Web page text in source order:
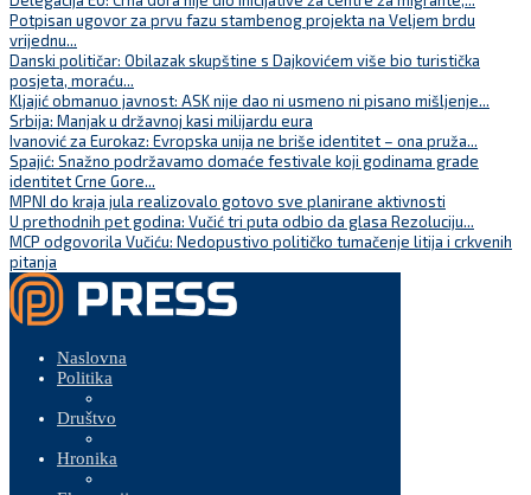
Potpisan ugovor za prvu fazu stambenog projekta na Veljem brdu
vrijednu...
Danski političar: Obilazak skupštine s Dajkovićem više bio turistička
posjeta, moraću...
Kljajić obmanuo javnost: ASK nije dao ni usmeno ni pisano mišljenje...
Srbija: Manjak u državnoj kasi milijardu eura
Ivanović za Eurokaz: Evropska unija ne briše identitet – ona pruža...
Spajić: Snažno podržavamo domaće festivale koji godinama grade
identitet Crne Gore...
MPNI do kraja jula realizovalo gotovo sve planirane aktivnosti
U prethodnih pet godina: Vučić tri puta odbio da glasa Rezoluciju...
MCP odgovorila Vučiću: Nedopustivo političko tumačenje litija i crkvenih
pitanja
Naslovna
Politika
Društvo
Hronika